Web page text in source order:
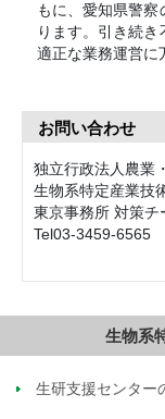
もに、愛知県警
ります。引き続き
適正な業務運営に
お問い合わせ
独立行政法人農業
生物系特定産業技
東京事務所 対策チ
Tel03-3459-6565
生物系
生研支援センター